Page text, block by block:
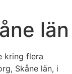
län
kring flera
Skåne län, i